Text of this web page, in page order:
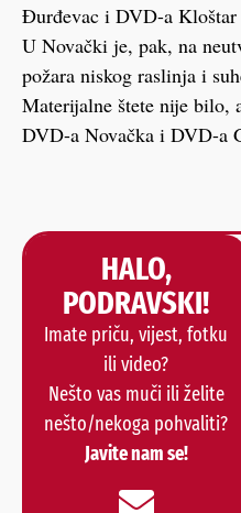
Đurđevac i DVD-a Kloštar
U Novački je, pak, na
požara niskog raslinja i
Materijalne štete nije bilo,
DVD-a Novačka i DVD-a
HALO,
PODRAVSKI!
Imate priču, vijest, fotku
ili video?
Nešto vas muči ili želite
nešto/nekoga pohvaliti?
Javite nam se!